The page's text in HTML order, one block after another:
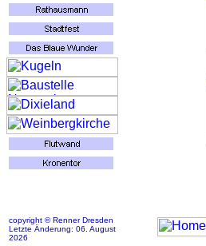
copyright © Renner Dresden
Letzte Änderung: 06. August
2026